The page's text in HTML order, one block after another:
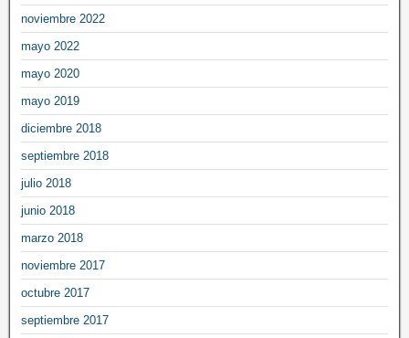
noviembre 2022
mayo 2022
mayo 2020
mayo 2019
diciembre 2018
septiembre 2018
julio 2018
junio 2018
marzo 2018
noviembre 2017
octubre 2017
septiembre 2017